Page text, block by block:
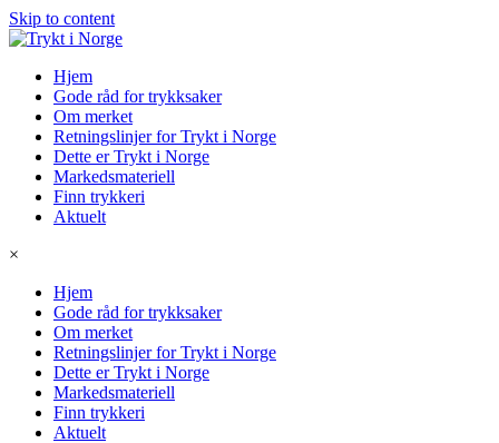
Skip to content
Hjem
Gode råd for trykksaker
Om merket
Retningslinjer for Trykt i Norge
Dette er Trykt i Norge
Markedsmateriell
Finn trykkeri
Aktuelt
×
Hjem
Gode råd for trykksaker
Om merket
Retningslinjer for Trykt i Norge
Dette er Trykt i Norge
Markedsmateriell
Finn trykkeri
Aktuelt